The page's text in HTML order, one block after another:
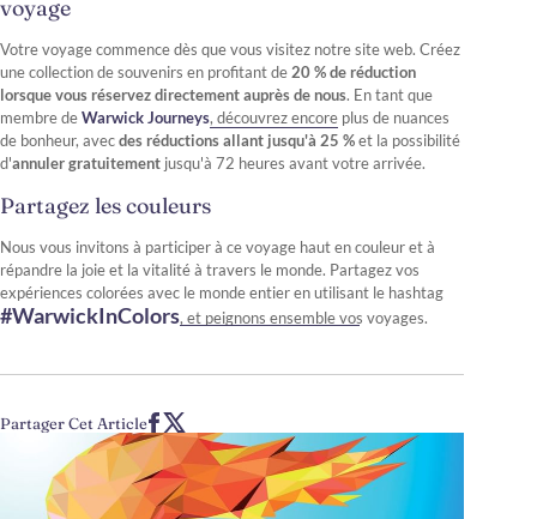
voyage
Votre voyage commence dès que vous visitez notre site web. Créez
une collection de souvenirs en profitant de20 % de réduction
lorsque vous réservez directement auprès de nous. En tant que
membre deWarwick Journeys, découvrez encore plus de nuances
de bonheur, avecdes réductions allant jusqu'à 25 %et la possibilité
d'annulergratuitement jusqu'à 72 heures avant votre arrivée.
Partagez les couleurs
Nous vous invitons à participer à ce voyage haut en couleur et à
répandre la joie et la vitalité à travers le monde. Partagez vos
expériences colorées avec le monde entier en utilisant le hashtag
#WarwickInColors, et peignons ensemble vos voyages.
Partager Cet Article